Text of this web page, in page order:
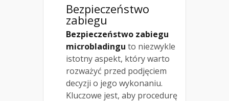
Bezpieczeństwo
zabiegu
Bezpieczeństwo zabiegu
microbladingu to niezwykle
istotny aspekt, który warto
rozważyć przed podjęciem
decyzji o jego wykonaniu.
Kluczowe jest, aby procedurę